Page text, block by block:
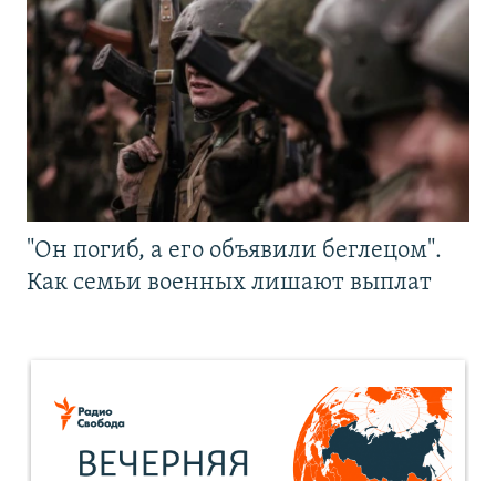
"Он погиб, а его объявили беглецом".
Как семьи военных лишают выплат